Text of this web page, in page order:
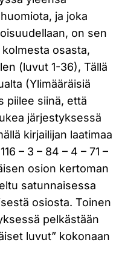
ja joka
on sen
osasta,
(luvut 1-36), Tällä
(Ylimääräisiä
piilee siinä, että
järjestyksessä
kirjailijan laatimaa
– 3 – 84 – 4 – 71 –
osion kertoman
satunnaisessa
osiosta. Toinen
pelkästään
luvut” kokonaan